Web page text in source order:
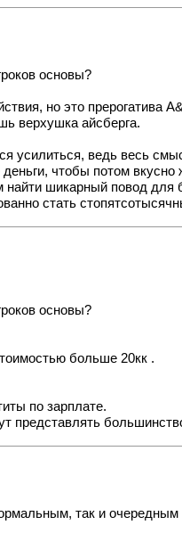
основы?
но это прерогатива
верхушка айсберга.
ведь весь
чтобы потом вкусно
шикарный повод для
стать
основы?
больше 20кк .
по зарплате.
представлять
так и